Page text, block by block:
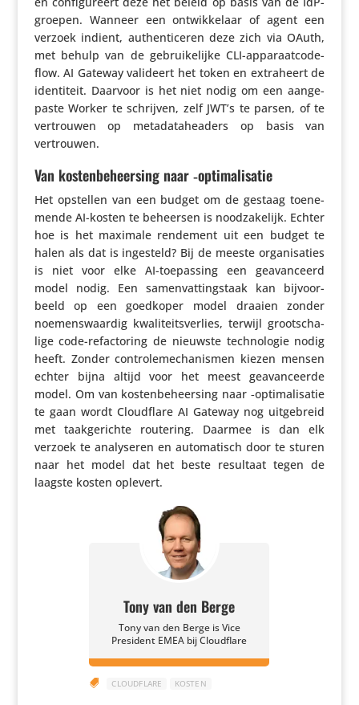
groepen. Wanneer een ontwik­ke­laar of agent een
verzoek indient, authen­ti­ceren deze zich via OAuth,
met behulp van de gebrui­ke­lijke CLI-appa­raat­co­de­
flow. AI Gateway valideert het token en extra­heert de
iden­ti­teit. Daarvoor is het niet nodig om een aange­
paste Worker te schrijven, zelf JWT’s te parsen, of te
vertrouwen op meta­da­ta­he­a­ders op basis van
vertrouwen.
Van kostenbeheersing naar ‑optimalisatie
Het opstellen van een budget om de gestaag toene­
mende AI-kosten te beheersen is nood­za­ke­lijk. Echter
hoe is het maximale rendement uit een budget te
halen als dat is ingesteld? Bij de meeste orga­ni­sa­ties
is niet voor elke AI-toepas­sing een geavan­ceerd
model nodig. Een samen­vat­tings­taak kan bijvoor­
beeld op een goedkoper model draaien zonder
noemens­waardig kwali­teits­ver­lies, terwijl groot­scha­
lige code-refac­to­ring de nieuwste tech­no­logie nodig
heeft. Zonder contro­le­me­cha­nismen kiezen mensen
echter bijna altijd voor het meest geavan­ceerde
model. Om van kosten­be­heer­sing naar ‑opti­ma­li­satie
te gaan wordt Cloud­flare AI Gateway nog uitge­breid
met taak­ge­richte routering. Daarmee is dan elk
verzoek te analy­seren en auto­ma­tisch door te sturen
naar het model dat het beste resultaat tegen de
laagste kosten oplevert.
Tony van den Berge
Tony van den Berge is Vice
President EMEA bij Cloudflare
 CLOUDFLARE KOSTEN